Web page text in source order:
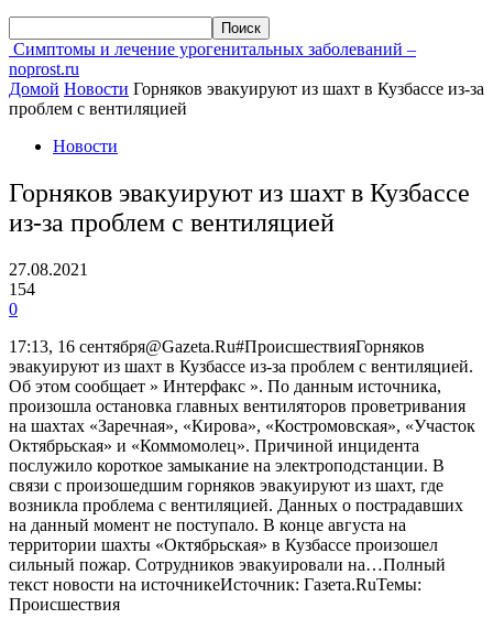
Симптомы и лечение урогенитальных заболеваний –
noprost.ru
Домой Новости Горняков эвакуируют из шахт в Кузбассе из-за
проблем с вентиляцией
Новости
Горняков эвакуируют из шахт в Кузбассе
из-за проблем с вентиляцией
27.08.2021
154
0
17:13, 16 сентября@Gazeta.Ru#ПроисшествияГорняков
эвакуируют из шахт в Кузбассе из-за проблем с вентиляцией.
Об этом сообщает » Интерфакс ». По данным источника,
произошла остановка главных вентиляторов проветривания
на шахтах «Заречная», «Кирова», «Костромовская», «Участок
Октябрьская» и «Коммомолец». Причиной инцидента
послужило короткое замыкание на электроподстанции. В
связи с произошедшим горняков эвакуируют из шахт, где
возникла проблема с вентиляцией. Данных о пострадавших
на данный момент не поступало. В конце августа на
территории шахты «Октябрьская» в Кузбассе произошел
сильный пожар. Сотрудников эвакуировали на…Полный
текст новости на источникеИсточник: Газета.RuТемы:
Происшествия